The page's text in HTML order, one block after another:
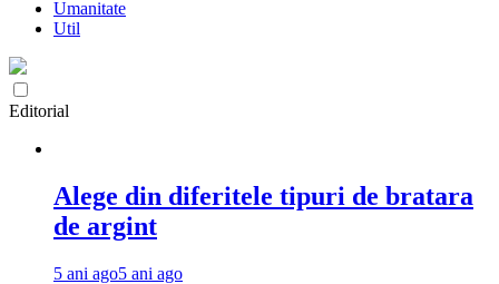
Umanitate
Util
Editorial
Alege din diferitele tipuri de bratara
de argint
5 ani ago5 ani ago